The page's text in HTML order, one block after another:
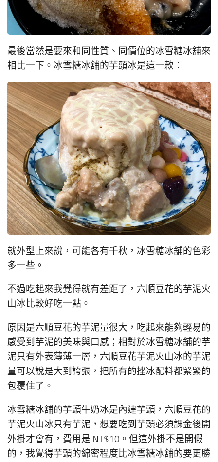
最後當然是要來和同性質、同價位的冰雪糖冰舖來
相比一下。冰雪糖冰舖的芋頭冰是這一款：
就外型上來說，可能各有千秋，冰雪糖冰舖的色彩
多一些。
不過吃起來我覺得就有差距了，六順豆花的芋泥火
山冰比較好吃一點。
原因是六順豆花的芋泥量很大，吃起來能夠輕易的
感受到芋泥的美味與口感；相對於冰雪糖冰舖的芋
泥只有外表薄薄一層，六順豆花芋泥火山冰的芋泥
量可以說是大到誇張，把所有的挫冰配料都緊緊的
包覆住了。
冰雪糖冰舖的芋頭牛奶冰是內建芋頭，六順豆花的
芋泥火山冰只有芋泥，想要吃到芋頭必須課金後開
外掛才會有，費用是 NT$10。但這外掛不是開假
的，我覺得芋頭的綿密程度比冰雪糖冰舖的要更勝